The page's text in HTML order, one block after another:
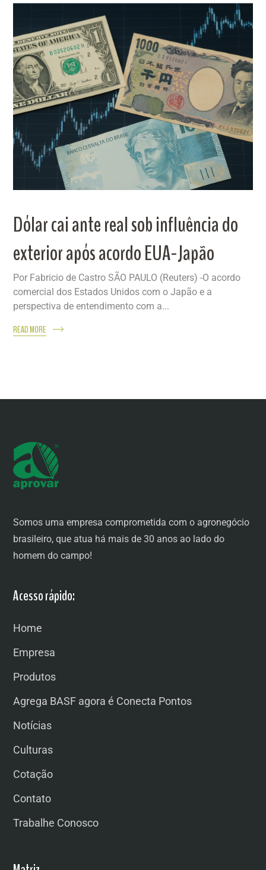
Dólar cai ante real sob influência do
exterior após acordo EUA-Japão
Por Fabricio de Castro SÃO PAULO (Reuters) -O acordo
comercial dos Estados Unidos com o Japão e a
perspectiva de entendimento com a...
READ MORE
Somos uma empresa comprometida com o agronegócio
brasileiro, que atua há mais de 30 anos ao lado do
homem do campo!
Acesso rápido:
Home
Empresa
Produtos
Agrega BASF agora é Conecta Pontos
Notícias
Culturas
Cotação
Contato
Trabalhe Conosco